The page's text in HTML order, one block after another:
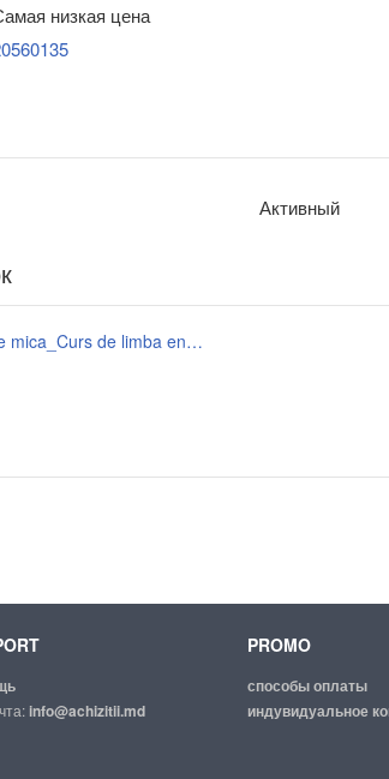
низкая цена
Активный
Anunt de participare prin achizitia de valoare mica_Curs de limba engleza.signed.signed.signed.signed.signed.signed
info@achizitii.md
PROMO
способы оплаты
индувидуальное